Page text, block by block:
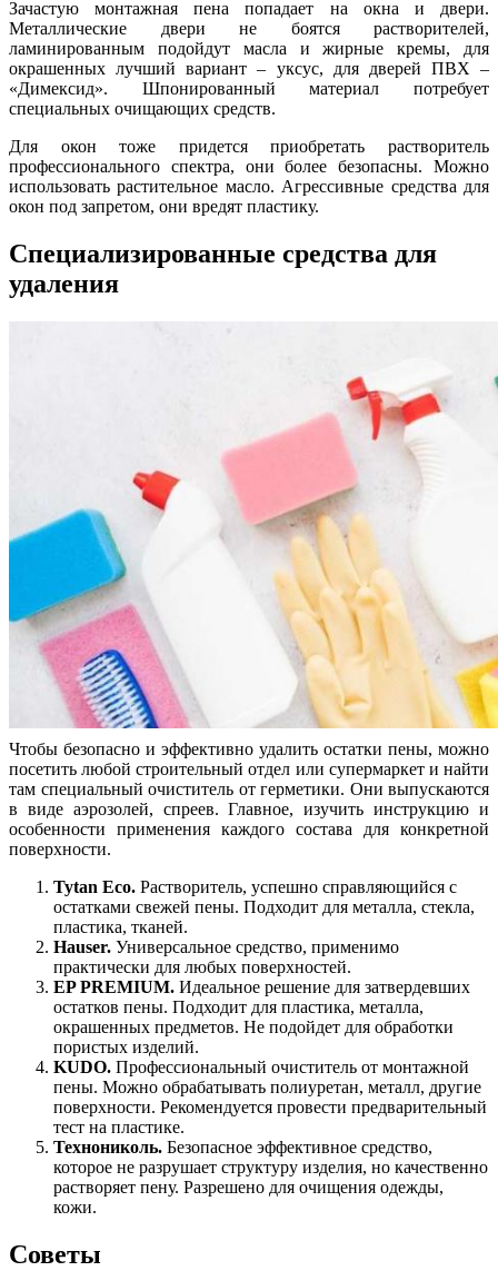
Зачастую монтажная пена попадает на окна и двери.
Металлические двери не боятся растворителей,
ламинированным подойдут масла и жирные кремы, для
окрашенных лучший вариант – уксус, для дверей ПВХ –
«Димексид». Шпонированный материал потребует
специальных очищающих средств.
Для окон тоже придется приобретать растворитель
профессионального спектра, они более безопасны. Можно
использовать растительное масло. Агрессивные средства для
окон под запретом, они вредят пластику.
Специализированные средства для
удаления
Чтобы безопасно и эффективно удалить остатки пены, можно
посетить любой строительный отдел или супермаркет и найти
там специальный очиститель от герметики. Они выпускаются
в виде аэрозолей, спреев. Главное, изучить инструкцию и
особенности применения каждого состава для конкретной
поверхности.
Tytan Eco. Растворитель, успешно справляющийся с
остатками свежей пены. Подходит для металла, стекла,
пластика, тканей.
Hauser. Универсальное средство, применимо
практически для любых поверхностей.
EP PREMIUM. Идеальное решение для затвердевших
остатков пены. Подходит для пластика, металла,
окрашенных предметов. Не подойдет для обработки
пористых изделий.
KUDO. Профессиональный очиститель от монтажной
пены. Можно обрабатывать полиуретан, металл, другие
поверхности. Рекомендуется провести предварительный
тест на пластике.
Технониколь. Безопасное эффективное средство,
которое не разрушает структуру изделия, но качественно
растворяет пену. Разрешено для очищения одежды,
кожи.
Советы